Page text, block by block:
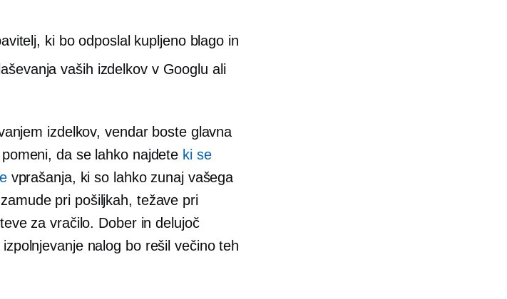
ki bo odposlal kupljeno blago in
vaših izdelkov v Googlu ali
izdelkov, vendar boste glavna
da se lahko najdete ki se
vprašanja, ki so lahko zunaj vašega
pri pošiljkah, težave pri
za vračilo. Dober in delujoč
nalog bo rešil večino teh